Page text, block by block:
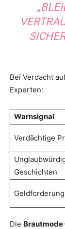
Bei Verdacht
Experten:
Warnsignal
Verdächtige
Geschichten
Die Brautmode